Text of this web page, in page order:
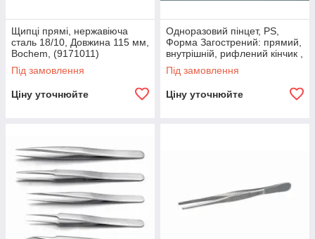
Щипці прямі, нержавіюча
сталь 18/10, Довжина 115 мм,
Bochem, (9171011)
Під замовлення
Ціну уточнюйте
Одноразовий пінцет, PS,
Форма Загострений: прямий,
внутрішній, рифлений кінчик ,
Довжина 130 мм, Стерильні -
,Під замовлення
Ціну уточнюйте